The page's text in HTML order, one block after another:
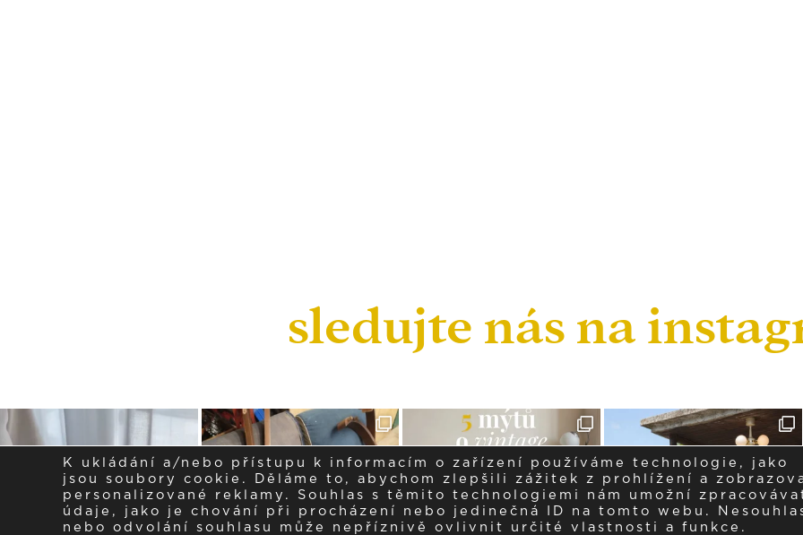
sledujte nás na
K ukládání a/nebo přístupu k informacím o zařízení používáme technologie, jako
jsou soubory cookie. Děláme to, abychom zlepšili zážitek z prohlížení a
personalizované reklamy. Souhlas s těmito technologiemi nám umožní
údaje, jako je chování při procházení nebo jedinečná ID na tomto webu.
nebo odvolání souhlasu může nepříznivě ovlivnit určité vlastnosti a funkce.